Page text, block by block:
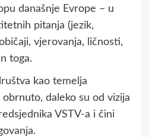
današnje Evrope – u
pitanja (jezik,
vjerovanja, ličnosti,
toga.
kao temelja
daleko su od vizija
VSTV-a i čini